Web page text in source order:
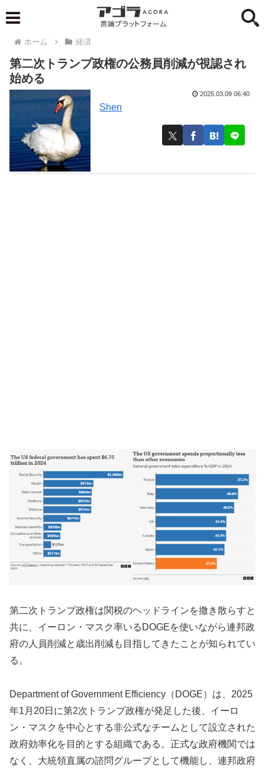
ホーム 経済
第二次トランプ政権の公務員削減が視認され
始める
Shen
2025.03.09 06:40
第二次トランプ政権は関税のヘッドラインを撒き散らすと
共に、イーロン・マスク率いるDOGEを使いながら連邦政
府の人員削減と歳出削減も目指してきたことが知られてい
る。
Department of Government Efficiency（DOGE）は、2025
年1月20日に第2次トランプ政権が発足した後、イーロ
ン・マスクを中心とする非公式なチームとして設立された
政府効率化を目的とする組織である。正式な政府機関では
なく、大統領直属の諮問グループとして機能し、連邦政府